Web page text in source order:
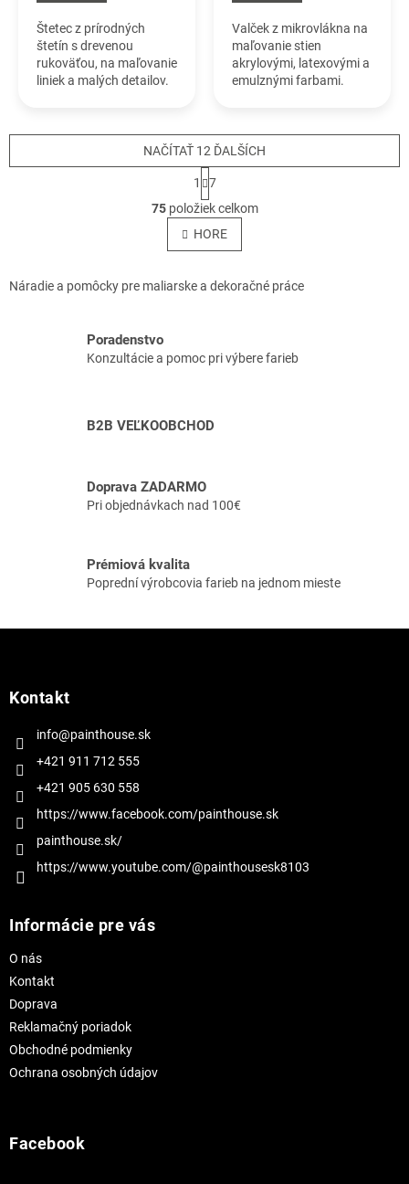
Štetec z prírodných
štetín s drevenou
rukoväťou, na maľovanie
liniek a malých detailov.
Valček z mikrovlákna na
maľovanie stien
akrylovými, latexovými a
emulznými farbami.
stranách strojne
zrážaný. Rovnomerne...
O
v
l
á
a
p
y
p
i
s
NAČÍTAŤ 12 ĎALŠÍCH
S
t
r
á
n
k
v
1
7
75položiek celkom
HORE
Náradie a pomôcky pre maliarske a dekoračné práce
Poradenstvo
Konzultácie a pomoc pri výbere farieb
B2B VEĽKOOBCHOD
Doprava ZADARMO
Pri objednávkach nad 100€
Prémiová kvalita
Poprední výrobcovia farieb na jednom mieste
Kontakt
info@painthouse.sk
+421 911 712 555
+421 905 630 558
https://www.facebook.com/painthouse.sk
painthouse.sk/
https://www.youtube.com/@painthousesk8103
Informácie pre vás
O nás
Kontakt
Doprava
Reklamačný poriadok
Obchodné podmienky
Ochrana osobných údajov
Facebook